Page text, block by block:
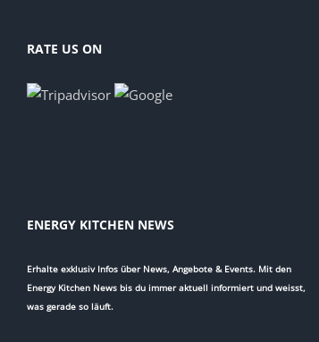
RATE US ON
ENERGY KITCHEN NEWS
Erhalte exklusiv Infos über News, Angebote & Events. Mit den
Energy Kitchen News bis du immer aktuell informiert und weisst,
was gerade so läuft.